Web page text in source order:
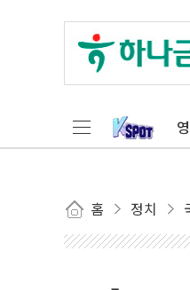
홈 정치